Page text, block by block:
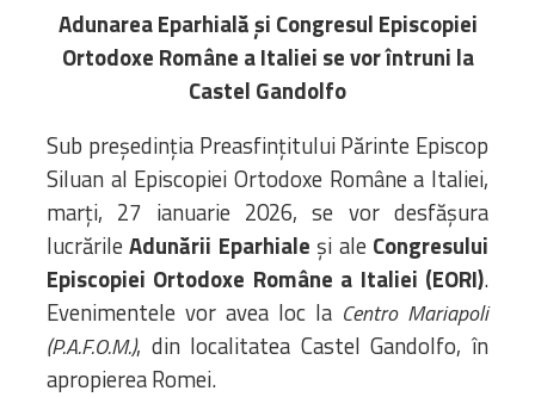
Protopopiate
Mănăstiri,
biserici și
Diaconii
Centre și
Asociații
Cimitire
Parohii
RESURSE
RESURSE
Apostolia Italia
Adunarea Eparhială și Congresul Episcopiei
Ortodoxe Române a Italiei se vor întruni la
Castel Gandolfo
Sub președinția Preasfințitului Părinte Episcop
Siluan al Episcopiei Ortodoxe Române a Italiei,
marți, 27 ianuarie 2026, se vor desfășura
lucrărileAdunării Eparhiale și ale Congresului
Episcopiei Ortodoxe Române a Italiei (EORI).
Evenimentele vor avea loc la Centro Mariapoli
(P.A.F.O.M.), din localitatea Castel Gandolfo, în
apropierea Romei.